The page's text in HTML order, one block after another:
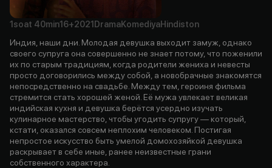
1soat 40min16+2021 DramaKomediyaHindiston
Индия, наши дни. Молодая девушка выходит замуж, однако
своего супруга она совершенно не знает потому, что поженили
их по старым традициям, когда родители жениха и невесты
просто договорились между собой, а новобрачные знакомятся
непосредственно на свадьбе. Между тем, героиня фильма
стремится стать хорошей женой. Её мужа увлекает великая
индийская кухня и девушка берётся усердно изучать
кулинарное мастерство, чтобы угодить супругу — который,
кстати, оказался совсем неплохим человеком. Постигая
непростое искусство быть умелой домохозяйкой девушка
раскрывает в себе иные, ранее неизвестные грани
собственного характера.